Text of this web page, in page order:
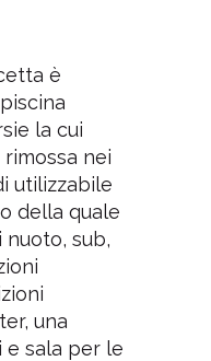
è
la cui
nei
utilizzabile
della quale
nuoto, sub,
una
e sala per le